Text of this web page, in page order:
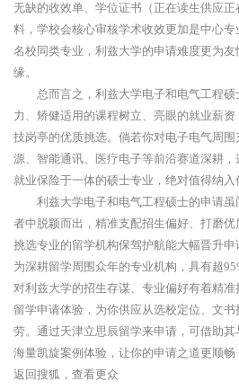
无缺的收效单、学位证书（正在读生供应
料，学校会核心审核学术收效更加是中心
名校同类专业，利兹大学的申请难度更为
缘。
总而言之，利兹大学电子和电气工程硕
力、矫健适用的课程树立、亮眼的就业薪
技岗亭的优质挑选。倘若你对电子电气周
源、智能通讯、医疗电子等前沿赛道深耕
就业保险于一体的硕士专业，绝对值得纳入
利兹大学电子和电气工程硕士的申请虽
者中脱颖而出，精准支配招生偏好、打磨优
挑选专业的留学机构保驾护航能大幅晋升
为深耕留学周围众年的专业机构，具有超
对利兹大学的招生存谋、专业偏好有着精
留学申请体验，为你供应从选校定位、文
劳。通过天津立思辰留学来申请，可借助
海量凯旋案例体验，让你的申请之道更顺畅
返回搜狐，查看更众